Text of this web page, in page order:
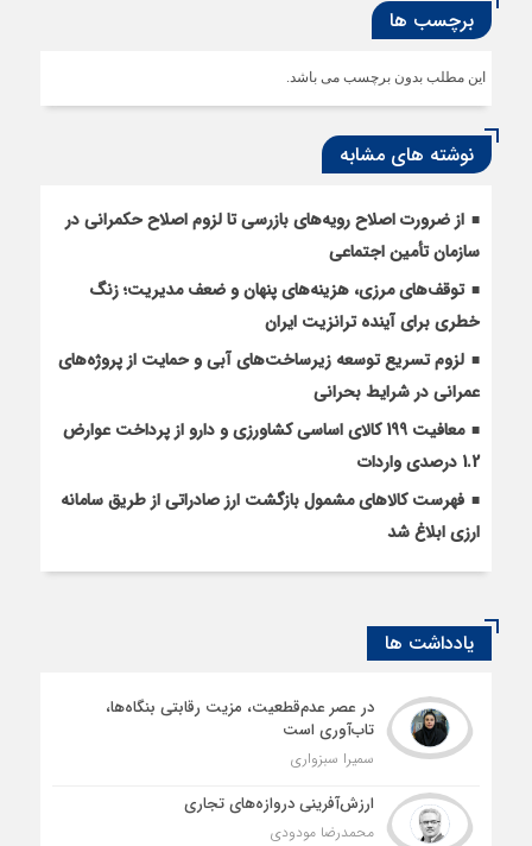
برچسب ها
این مطلب بدون برچسب می باشد.
نوشته های مشابه
از ضرورت اصلاح رویه‌های بازرسی تا لزوم اصلاح حکمرانی در
سازمان تأمین اجتماعی
توقف‌های مرزی، هزینه‌های پنهان و ضعف مدیریت؛ زنگ
خطری برای آینده ترانزیت ایران
لزوم تسریع توسعه زیرساخت‌های آبی و حمایت از پروژه‌های
عمرانی در شرایط بحرانی
معافیت 199 کالای اساسی کشاورزی و دارو از پرداخت عوارض
1.2 درصدی واردات
فهرست کالاهای مشمول بازگشت ارز صادراتی از طریق سامانه
ارزی ابلاغ شد
یادداشت ها
در عصر عدم‌قطعیت، مزیت رقابتی بنگاه‌ها،
تاب‌آوری است
سمیرا سبزواری
ارزش‌آفرینی دروازه‌های تجاری
محمدرضا مودودی